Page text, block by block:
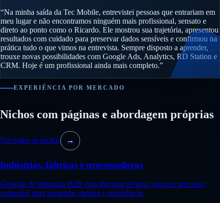
“Na minha saída da Tec Mobile, entrevistei pessoas que entrariam em
meu lugar e não encontramos ninguém mais profissional, sensato e
direto ao ponto como o Ricardo. Ele mostrou sua trajetória, apresentou
resultados com cuidado para preservar dados sensíveis e confirmou na
prática tudo o que vimos na entrevista. Sempre disposto a aprender,
trouxe novas possibilidades com Google Ads, Analytics, RD Station e
CRM. Hoje é um profissional ainda mais completo.”
EXPERIÊNCIA POR MERCADO
Nichos com páginas e abordagem próprias
Ver todos os nichos →
Indústrias, fábricas e processadoras
Geração de demanda B2B com discurso técnico, prova e processo
comercial para aumentar carteira e recorrência.